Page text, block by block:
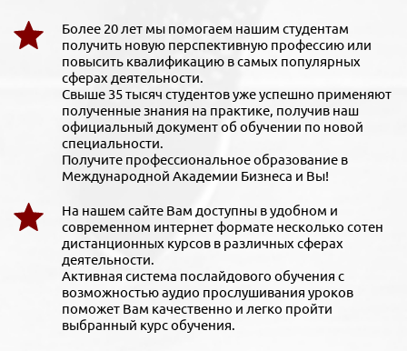
Более 20 лет мы помогаем нашим студентам
получить новую перспективную профессию или
повысить квалификацию в самых популярных
сферах деятельности.
Свыше 35 тысяч студентов уже успешно применяют
полученные знания на практике, получив наш
официальный документ об обучении по новой
специальности.
Получите профессиональное образование в
Международной Академии Бизнеса и Вы!
На нашем сайте Вам доступны в удобном и
современном интернет формате несколько сотен
дистанционных курсов в различных сферах
деятельности.
Активная система послайдового обучения с
возможностью аудио прослушивания уроков
поможет Вам качественно и легко пройти
выбранный курс обучения.